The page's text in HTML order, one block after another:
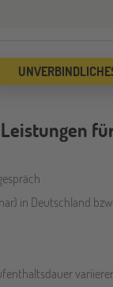
Leistungen
in Deutschland bzw.